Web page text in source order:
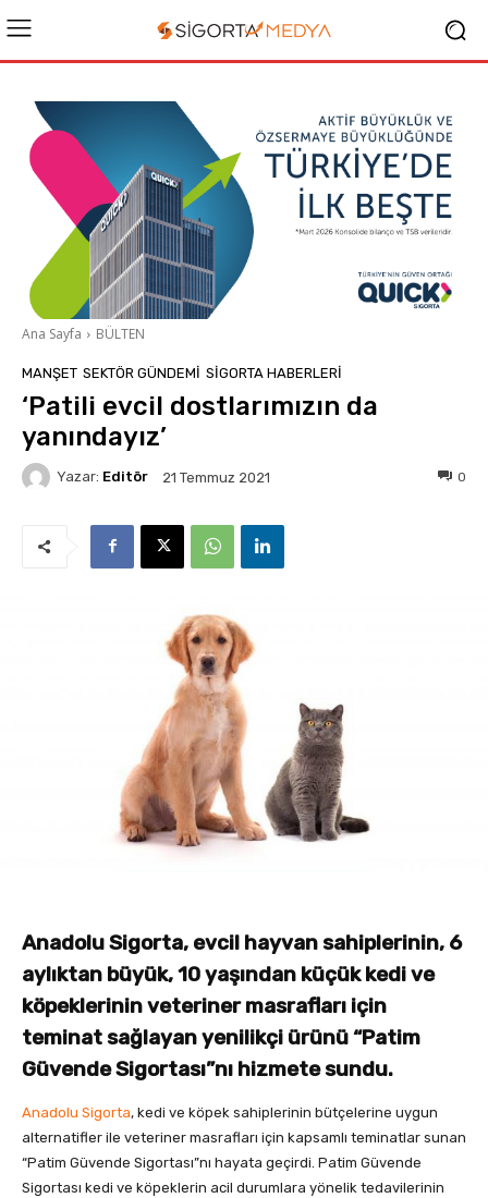
Ana Sayfa BÜLTEN
MANŞET SEKTÖR GÜNDEMİ SIGORTA HABERLERI
‘Patili evcil dostlarımızın da
yanındayız’
Yazar: Editör 21 Temmuz 2021 0
Anadolu Sigorta, evcil hayvan sahiplerinin, 6
aylıktan büyük, 10 yaşından küçük kedi ve
köpeklerinin veteriner masrafları için
teminat sağlayan yenilikçi ürünü “Patim
Güvende Sigortası”nı hizmete sundu.
Anadolu Sigorta, kedi ve köpek sahiplerinin bütçelerine uygun
alternatifler ile veteriner masrafları için kapsamlı teminatlar sunan
“Patim Güvende Sigortası”nı hayata geçirdi. Patim Güvende
Sigortası kedi ve köpeklerin acil durumlara yönelik tedavilerinin